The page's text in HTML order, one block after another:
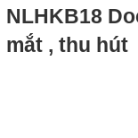
NLHKB18
mắt , thu hút